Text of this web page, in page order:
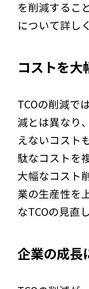
を削減するこ
について詳し
コストを大
TCOの削減で
減とは異なり
えないコスト
駄なコストを
大幅なコスト
業の生産性を
なTCOの見直
企業の成長